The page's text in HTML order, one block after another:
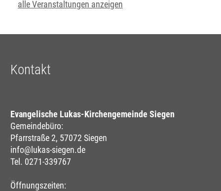
alle Veranstaltungen anzeigen
Kontakt
Evangelische Lukas-Kirchengemeinde Siegen
Gemeindebüro:
Pfarrstraße 2, 57072 Siegen
info@lukas-siegen.de
Tel. 0271-339767
Öffnungszeiten: